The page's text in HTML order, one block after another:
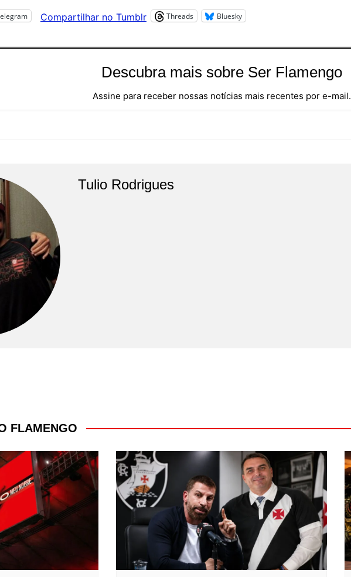
Compartilhar no Tumblr Threads Bluesky
Descubra mais sobre Ser Flamengo
Assine para receber nossas notícias mais recentes por e-mail.
Tulio Rodrigues
FLAMENGO